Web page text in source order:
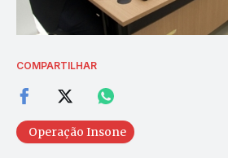
COMPARTILHAR
Operação Insone